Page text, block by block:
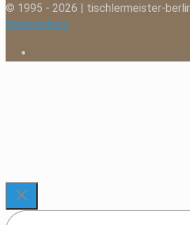
© 1995 - 2026 | tischlermeister-
Datenschutz